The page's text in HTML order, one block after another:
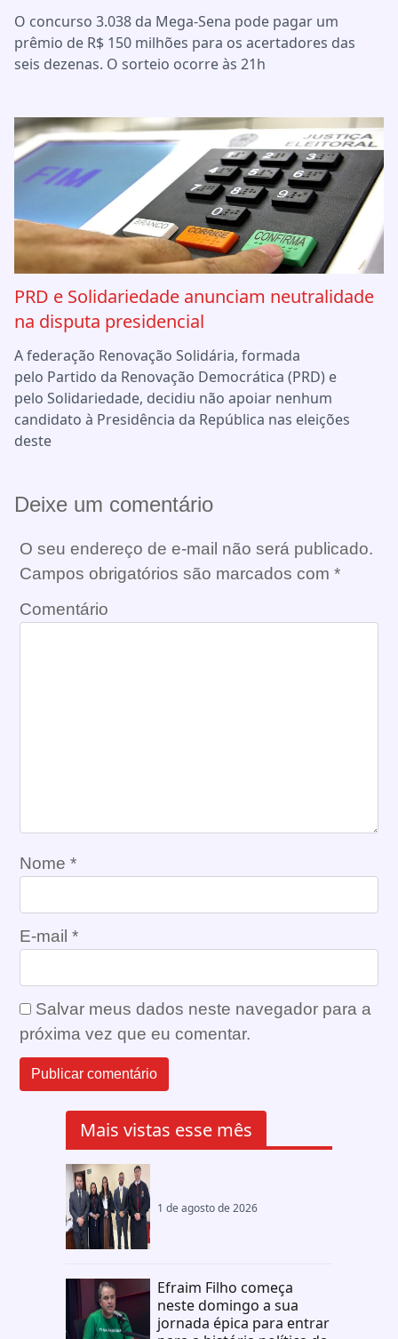
O concurso 3.038 da Mega-Sena pode pagar um
prêmio de R$ 150 milhões para os acertadores das
seis dezenas. O sorteio ocorre às 21h
PRD e Solidariedade anunciam neutralidade
na disputa presidencial
A federação Renovação Solidária, formada
pelo Partido da Renovação Democrática (PRD) e
pelo Solidariedade, decidiu não apoiar nenhum
candidato à Presidência da República nas eleições
deste
Deixe um comentário
O seu endereço de e-mail não será publicado.
Campos obrigatórios são marcados com *
Comentário
Nome *
E-mail *
Salvar meus dados neste navegador para a
próxima vez que eu comentar.
Mais vistas esse mês
1 de agosto de 2026
Efraim Filho começa
neste domingo a sua
jornada épica para entrar